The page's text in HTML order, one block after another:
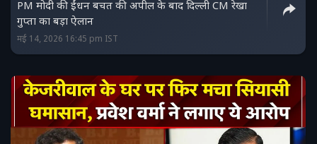
PM मोदी की ईंधन बचत की अपील के बाद दिल्ली CM रेखा
गुप्ता का बड़ा ऐलान
मई 14, 2026 16:45 pm IST